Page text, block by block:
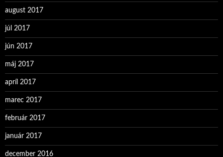
august 2017
júl 2017
jún 2017
máj 2017
apríl 2017
marec 2017
február 2017
január 2017
december 2016